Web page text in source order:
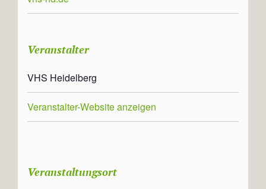
Veranstalter
VHS Heidelberg
Veranstalter-Website anzeigen
Veranstaltungsort